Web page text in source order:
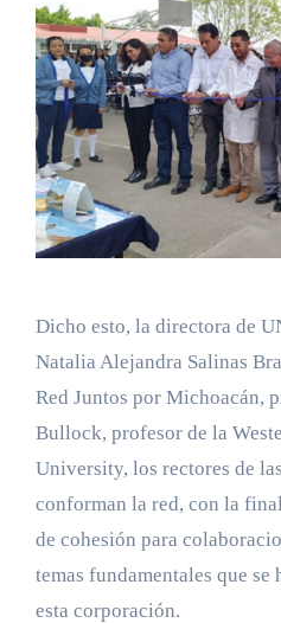
Dicho esto, la directora de
Natalia Alejandra Salinas
Red Juntos por Michoacán,
Bullock, profesor de la
University, los rectores de
conforman la red, con la
de cohesión para
temas fundamentales que se
esta corporación.